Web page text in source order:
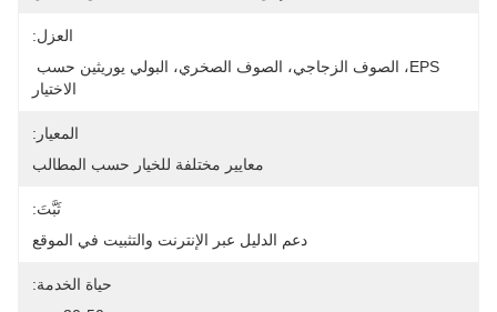
العزل:
الاختيار
المعيار:
معايير مختلفة للخيار حسب المطالب
ثَبَّتَ:
دعم الدليل عبر الإنترنت والتثبيت في الموقع
حياة الخدمة: